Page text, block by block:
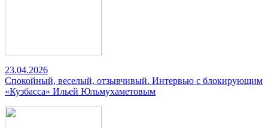
23.04.2026
Спокойный, веселый, отзывчивый. Интервью с блокирующим
«Кузбасса» Ильей Юльмухаметовым